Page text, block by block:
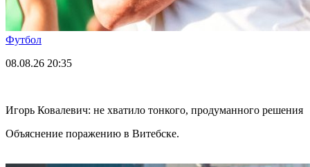
Футбол
08.08.26 20:35
Игорь Ковалевич: не хватило тонкого, продуманного решения
Объяснение поражению в Витебске.